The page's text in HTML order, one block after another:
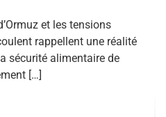
et les tensions
rappellent une réalité
sécurité alimentaire de
[…]